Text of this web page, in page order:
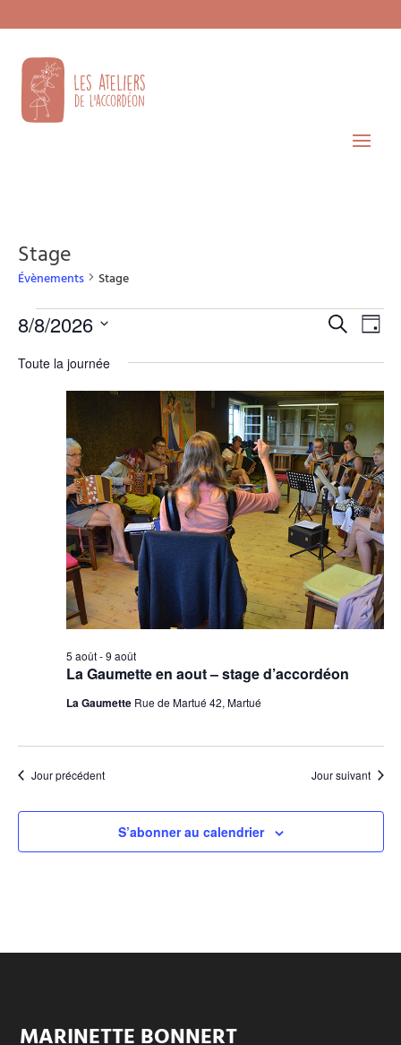
Stage
Évènements Stage
Évènements
8/08/2026
Recherche
navigation
de
vues
Recherche
de
vues
Jour
8/8/2026
une
Toute la journée
La Gaumette en aout – stage d’accordéon
5 août-9 août
La Gaumette Rue de Martué 42, Martué
Jour précédent Jour suivant
S’abonner au calendrier
MARINETTE BONNERT